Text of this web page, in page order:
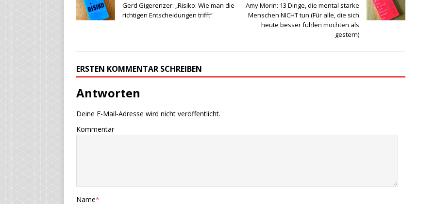
Gerd Gigerenzer: „Risiko: Wie man die
richtigen Entscheidungen trifft“
Amy Morin: 13 Dinge, die mental starke
Menschen NICHT tun (Für alle, die sich
heute besser fühlen möchten als
gestern)
ERSTEN KOMMENTAR SCHREIBEN
Antworten
Deine E-Mail-Adresse wird nicht veröffentlicht.
Kommentar
Name*